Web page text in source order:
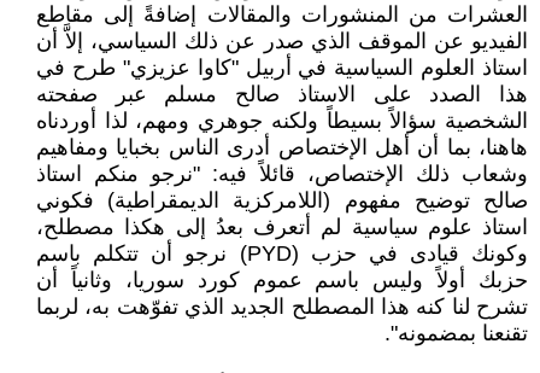
العشرات من المنشورات والمقالات إضافةً إلى مقاطع
الفيديو عن الموقف الذي صدر عن ذلك السياسي، إلاَّ أن
استاذ العلوم السياسية في أربيل "كاوا عزيزي" طرح في
هذا الصدد على الاستاذ صالح مسلم عبر صفحته
الشخصية سؤالاً بسيطاً ولكنه جوهري ومهم، لذا أوردناه
هاهنا، بما أن أهل الإختصاص أدرى الناس بخبايا ومفاهيم
وشعاب ذلك الإختصاص، قائلاً فيه: "نرجو منكم استاذ
صالح توضيح مفهوم (اللامركزية الديمقراطية) فكوني
استاذ علوم سياسية لم أتعرف بعدُ إلى هكذا مصطلح،
وكونك قيادى في حزب (PYD) نرجو أن تتكلم باسم
حزبك أولاً وليس باسم عموم كورد سوريا، وثانياً أن
تشرح لنا كنه هذا المصطلح الجديد الذي تفوّهت به، لربما
تقنعنا بمضمونه".